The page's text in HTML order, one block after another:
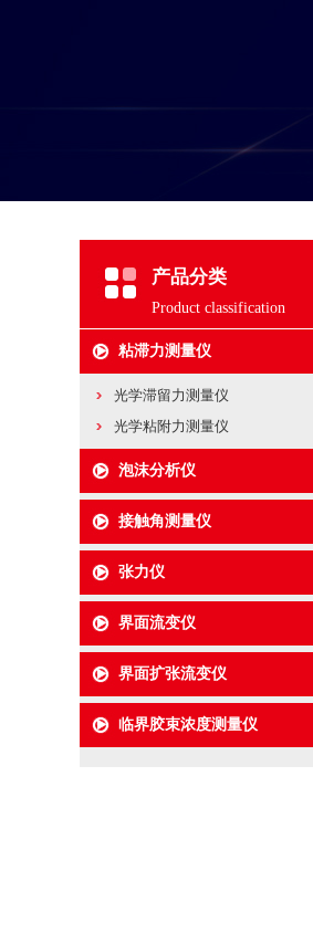
产品分类
Product classification
粘滞力测量仪
光学滞留力测量仪
光学粘附力测量仪
泡沫分析仪
接触角测量仪
张力仪
界面流变仪
界面扩张流变仪
临界胶束浓度测量仪